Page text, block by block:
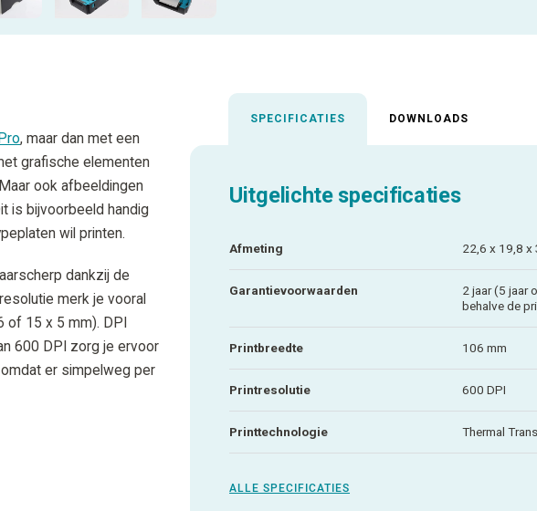
, maar dan met een
grafische elementen
ook afbeeldingen
is bijvoorbeeld handig
wil printen.
dankzij de
merk je vooral
of 15 x 5 mm). DPI
600 DPI zorg je ervoor
er simpelweg per
SPECIFICATIES DOWNLOADS
Uitgelichte specificaties
Afmeting 22,6 x 19,8 x
Garantievoorwaarden
2 jaar (5 jaar
behalve de
Printbreedte 106 mm
Printresolutie 600 DPI
Printtechnologie Thermal
ALLE SPECIFICATIES